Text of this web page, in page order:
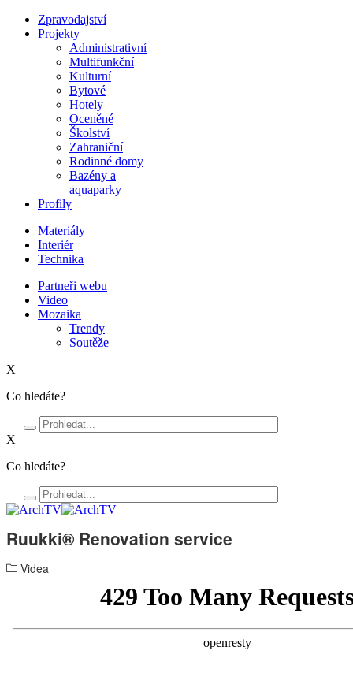
Zpravodajství
Projekty
Administrativní
Multifunkční
Kulturní
Bytové
Hotely
Oceněné
Školství
Zahraniční
Rodinné domy
Bazény a
aquaparky
Profily
Materiály
Interiér
Technika
Partneři webu
Video
Mozaika
Trendy
Soutěže
X
Co hledáte?
X
Co hledáte?
Ruukki® Renovation service
Videa